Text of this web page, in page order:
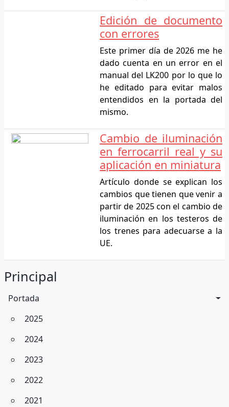
Principal
Portada
2025
2024
2023
2022
2021
Edición de documento
con errores
Este primer día de 2026 me he
dado cuenta en un error en el
manual del LK200 por lo que lo
he editado para evitar malos
entendidos en la portada del
mismo.
Cambio de iluminación
en ferrocarril real y su
aplicación en miniatura
Artículo donde se explican los
cambios que tienen que venir a
partir de 2025 con el cambio de
iluminación en los testeros de
los trenes para adecuarse a la
UE.